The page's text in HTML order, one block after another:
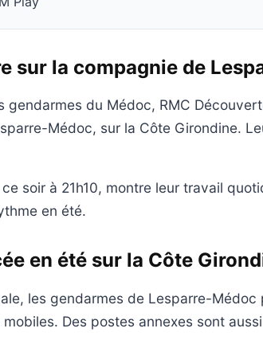
sur la compagnie de
gendarmes du Médoc, RMC
Médoc, sur la Côte Girondine.
soir à 21h10, montre leur travail
en été.
en été sur la Côte
les gendarmes de Lesparre-
Des postes annexes sont